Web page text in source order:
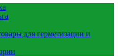
для герметизации и